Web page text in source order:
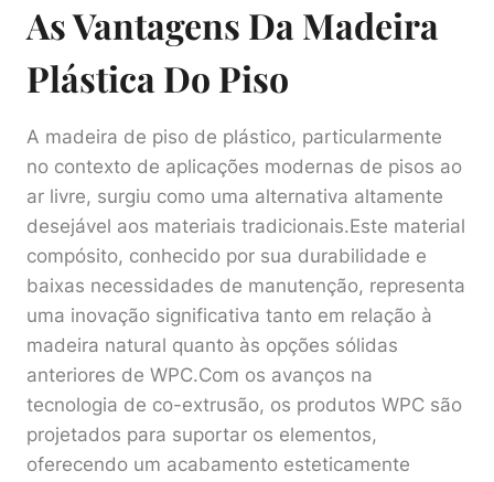
As Vantagens Da Madeira
Plástica Do Piso
A madeira de piso de plástico, particularmente
no contexto de aplicações modernas de pisos ao
ar livre, surgiu como uma alternativa altamente
desejável aos materiais tradicionais.Este material
compósito, conhecido por sua durabilidade e
baixas necessidades de manutenção, representa
uma inovação significativa tanto em relação à
madeira natural quanto às opções sólidas
anteriores de WPC.Com os avanços na
tecnologia de co-extrusão, os produtos WPC são
projetados para suportar os elementos,
oferecendo um acabamento esteticamente